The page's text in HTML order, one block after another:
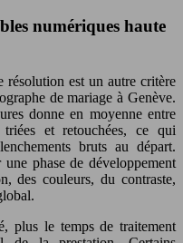
numériques haute
résolution est un autre critère
de mariage à Genève.
donne en moyenne entre
et retouchées, ce qui
bruts au départ.
phase de développement
des couleurs, du contraste,
plus le temps de traitement